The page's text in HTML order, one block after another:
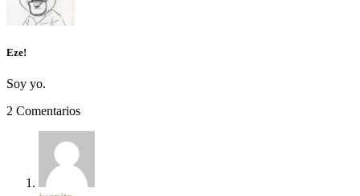
Eze!
Soy yo.
2 Comentarios